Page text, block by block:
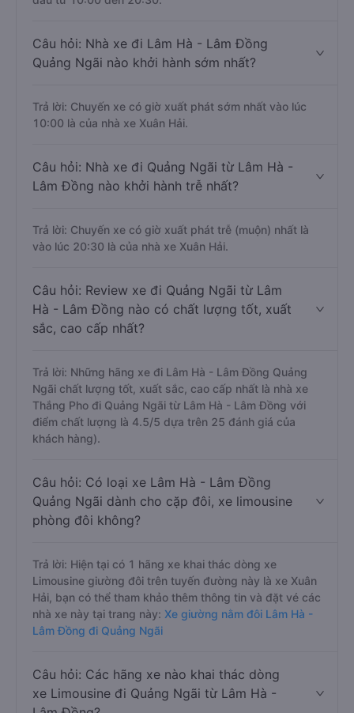
Câu hỏi: Nhà xe đi Lâm Hà - Lâm Đồng
Quảng Ngãi nào khởi hành sớm nhất?
Trả lời: Chuyến xe có giờ xuất phát sớm nhất vào lúc
10:00 là của nhà xe Xuân Hải.
Câu hỏi: Nhà xe đi Quảng Ngãi từ Lâm Hà -
Lâm Đồng nào khởi hành trễ nhất?
Trả lời: Chuyến xe có giờ xuất phát trễ (muộn) nhất là
vào lúc 20:30 là của nhà xe Xuân Hải.
Câu hỏi: Review xe đi Quảng Ngãi từ Lâm
Hà - Lâm Đồng nào có chất lượng tốt, xuất
sắc, cao cấp nhất?
Trả lời: Những hãng xe đi Lâm Hà - Lâm Đồng Quảng
Ngãi chất lượng tốt, xuất sắc, cao cấp nhất là nhà xe
Thắng Pho đi Quảng Ngãi từ Lâm Hà - Lâm Đồng với
điểm chất lượng là 4.5/5 dựa trên 25 đánh giá của
khách hàng).
Câu hỏi: Có loại xe Lâm Hà - Lâm Đồng
Quảng Ngãi dành cho cặp đôi, xe limousine
phòng đôi không?
Trả lời: Hiện tại có 1 hãng xe khai thác dòng xe
Limousine giường đôi trên tuyến đường này là xe Xuân
Hải, bạn có thể tham khảo thêm thông tin và đặt vé các
nhà xe này tại trang này: Xe giường nằm đôi Lâm Hà -
Lâm Đồng đi Quảng Ngãi
Câu hỏi: Các hãng xe nào khai thác dòng
xe Limousine đi Quảng Ngãi từ Lâm Hà -